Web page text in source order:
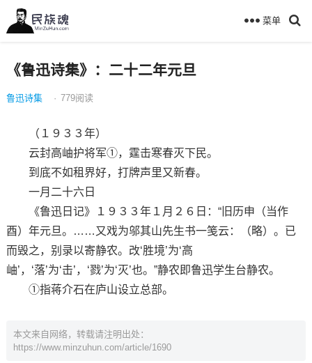
菜单
《鲁迅诗集》：二十二年元旦
鲁迅诗集 · 779阅读
（１９３３年）
云封高岫护将军①，霆击寒春灭下民。
到底不如租界好，打牌声里又新春。
一月二十六日
《鲁迅日记》１９３３年１月２６日：“旧历申（当作
酉）年元旦。……又戏为邬其山先生书一笺云：（略）。已
而毁之，别录以寄静农。改‘胜境’为‘高
岫’，‘落’为‘击’，‘戮’为‘灭’也。”静农即鲁迅学生台静农。
①指蒋介石在庐山设立总部。
本文来自网络，转载请注明出处：
https://www.minzuhun.com/article/1690